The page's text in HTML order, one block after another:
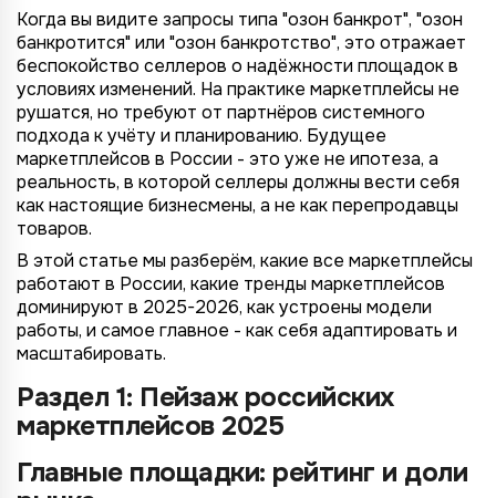
Когда вы видите запросы типа "озон банкрот", "озон
банкротится" или "озон банкротство", это отражает
беспокойство селлеров о надёжности площадок в
условиях изменений. На практике маркетплейсы не
рушатся, но требуют от партнёров системного
подхода к учёту и планированию. Будущее
маркетплейсов в России - это уже не ипотеза, а
реальность, в которой селлеры должны вести себя
как настоящие бизнесмены, а не как перепродавцы
товаров.
В этой статье мы разберём, какие все маркетплейсы
работают в России, какие тренды маркетплейсов
доминируют в 2025-2026, как устроены модели
работы, и самое главное - как себя адаптировать и
масштабировать.
Раздел 1: Пейзаж российских
маркетплейсов 2025
Главные площадки: рейтинг и доли